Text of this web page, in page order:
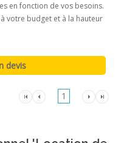
en fonction de vos besoins.
votre budget et à la hauteur
1